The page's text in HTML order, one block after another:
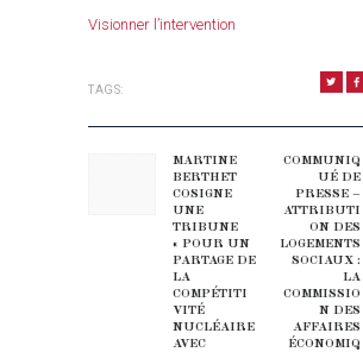
Visionner l’intervention
TAGS:
Previous post:
MARTINE
BERTHET
COSIGNE
UNE
TRIBUNE
« POUR UN
PARTAGE DE
LA
COMPÉTITI
VITÉ
NUCLÉAIRE
AVEC
COMMUNIQ
UÉ DE
PRESSE –
ATTRIBUTI
ON DES
LOGEMENTS
SOCIAUX :
LA
COMMISSIO
N DES
AFFAIRES
ÉCONOMIQ